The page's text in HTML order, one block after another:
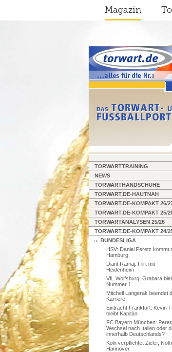
Magazin
TORWARTTRAINING
NEWS
TORWARTHANDSCHUHE
TORWART.DE-HAUTNAH
TORWART.DE-KOMPAKT 26/
TORWART.DE-KOMPAKT 25/
TORWARTANALYSEN 25/26
TORWART.DE-KOMPAKT 24/
BUNDESLIGA
HSV: Daniel Peretz kommt
Hamburg
Diant Ramaj: Flirt mit
Heidenheim
VfL Wolfsburg: Grabara
Nummer 1
Mitchell Langerak beendet
Karriere
Eintracht Frankfurt: Kevin
bleibt Kapitän
FC Bayern München:
Wechsel nach Italien oder
innerhalb Deutschlands?
Köln verpflichtet Zieler, Noll
Hannover